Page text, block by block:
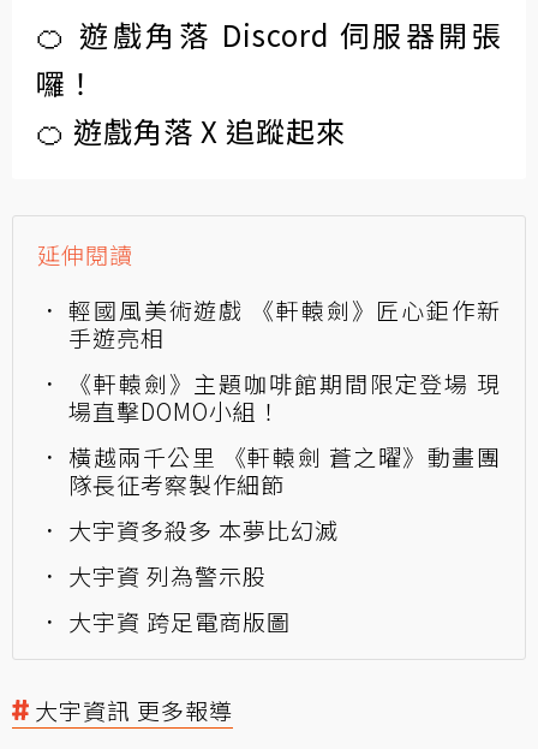
🍊 遊戲角落 Discord 伺服器開張
囉！
🍊 遊戲角落 X 追蹤起來
延伸閱讀
輕國風美術遊戲 《軒轅劍》匠心鉅作新
手遊亮相
《軒轅劍》主題咖啡館期間限定登場 現
場直擊DOMO小組！
橫越兩千公里 《軒轅劍 蒼之曜》動畫團
隊長征考察製作細節
大宇資多殺多 本夢比幻滅
大宇資 列為警示股
大宇資 跨足電商版圖
大宇資訊 更多報導